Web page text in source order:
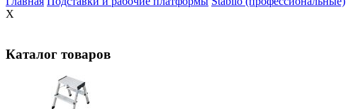
X
Каталог товаров